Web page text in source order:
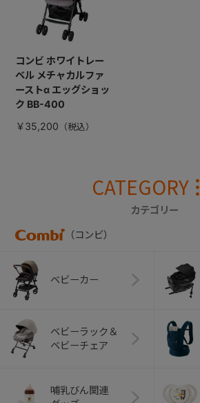
コンビ ホワイトレー
ベル メチャカルファ
ーストα エッグショッ
ク BB-400
￥35,200
CATEGORY
カテゴリー
（コンビ）
ベビーカー
ベビーラック＆
ベビーチェア
哺乳びん関連